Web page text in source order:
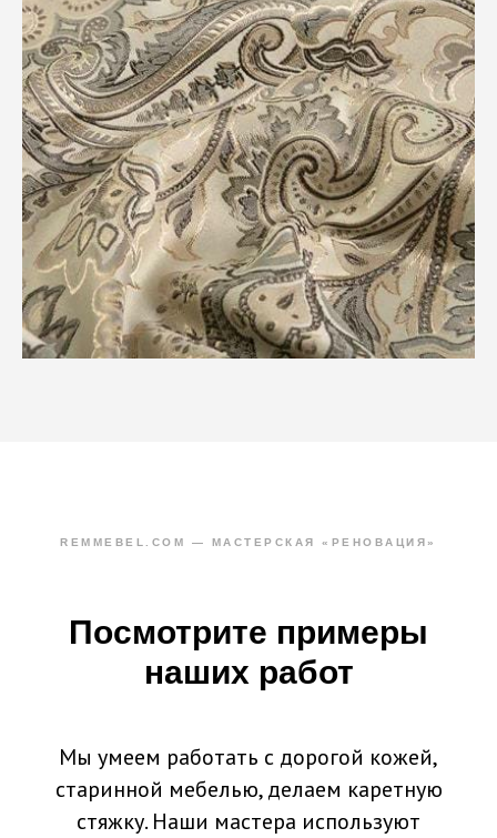
REMMEBEL.COM — МАСТЕРСКАЯ «РЕНОВАЦИЯ»
Посмотрите примеры
наших работ
Мы умеем работать с дорогой кожей,
старинной мебелью, делаем каретную
стяжку. Наши мастера используют